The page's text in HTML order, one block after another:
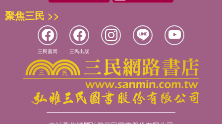
聚焦三民 >>
三民書局 三民出版